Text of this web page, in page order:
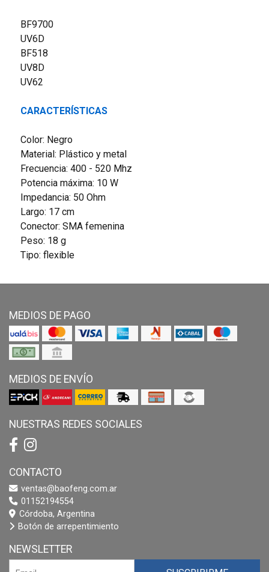
BF9700
UV6D
BF518
UV8D
UV62
CARACTERÍSTICAS
Color: Negro
Material: Plástico y metal
Frecuencia: 400 - 520 Mhz
Potencia máxima: 10 W
Impedancia: 50 Ohm
Largo: 17 cm
Conector: SMA femenina
Peso: 18 g
Tipo: flexible
MEDIOS DE PAGO
MEDIOS DE ENVÍO
NUESTRAS REDES SOCIALES
CONTACTO
ventas@baofeng.com.ar
01152194554
Córdoba, Argentina
Botón de arrepentimiento
NEWSLETTER